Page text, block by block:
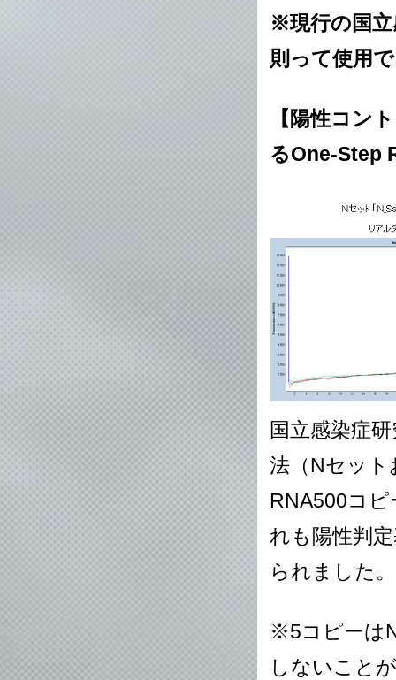
※現行の国立
則って使用
【陽性コン
るOne-Step
国立感染症
法（Nセッ
RNA500コ
れも陽性判
られました。
※5コピーは
しないこと